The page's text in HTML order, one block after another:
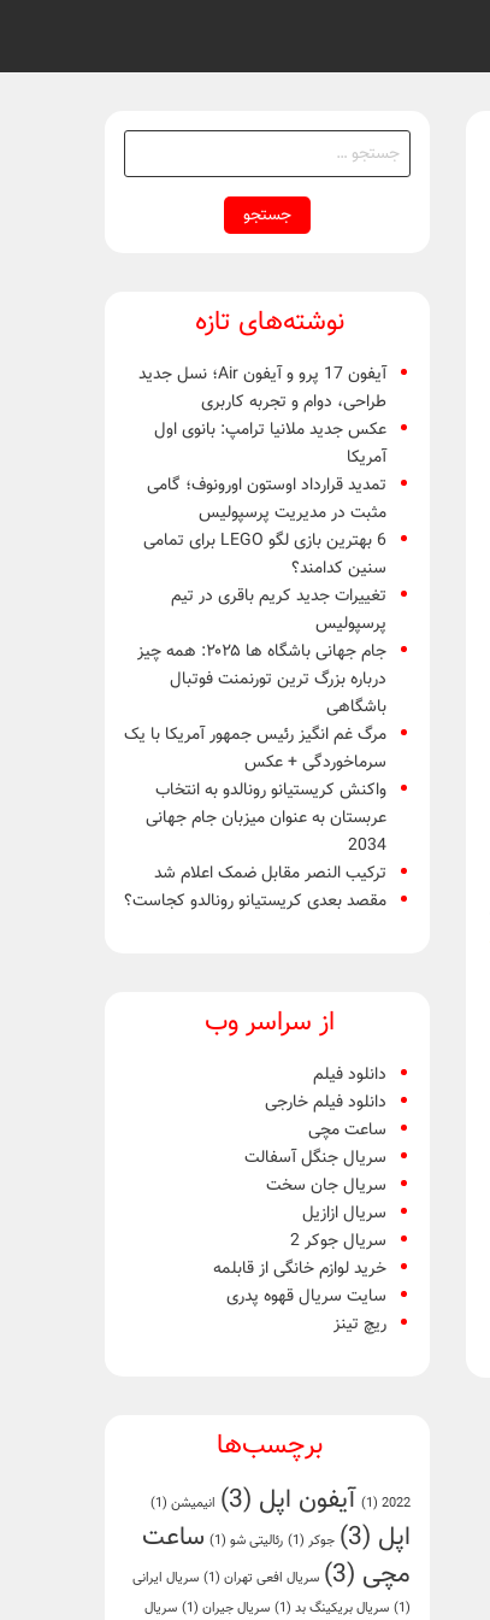
جستجو
برای:
نوشته‌های تازه
آیفون 17 پرو و آیفون Air؛ نسل جدید
طراحی، دوام و تجربه کاربری
عکس جدید ملانیا ترامپ: بانوی اول
آمریکا
تمدید قرارداد اوستون اورونوف؛ گامی
مثبت در مدیریت پرسپولیس
6 بهترین بازی لگو LEGO برای تمامی
سنین کدامند؟
تغییرات جدید کریم باقری در تیم
پرسپولیس
جام جهانی باشگاه ها ۲۰۲۵: همه چیز
درباره بزرگ ترین تورنمنت فوتبال
باشگاهی
مرگ غم انگیز رئیس جمهور آمریکا با یک
سرماخوردگی + عکس
واکنش کریستیانو رونالدو به انتخاب
عربستان به عنوان میزبان جام جهانی
2034
ترکیب النصر مقابل ضمک اعلام شد
مقصد بعدی کریستیانو رونالدو کجاست؟
از سراسر وب
دانلود فیلم
دانلود فیلم خارجی
ساعت مچی
سریال جنگل آسفالت
سریال جان سخت
سریال ازازیل
سریال جوکر 2
خرید لوازم خانگی از قابلمه
سایت سریال قهوه پدری
ریچ تینز
برچسب‌ها
2022
(1) آیفون اپل (3) انیمیشن (1)
اپل (3) جوکر (1) رئالیتی شو (1)
ساعت
مچی (3) سریال افعی تهران (1)
سریال ایرانی
(1)
سریال بریکینگ بد (1) سریال جیران (1)
سریال